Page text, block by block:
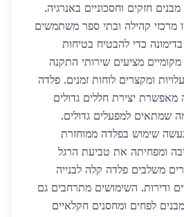
חזקים וחסכוניים באנרגיה.
מרכזי קהילה ובתי ספר משתמשים
כדי להבטיח בטיחות
מקומיים מציעים שירותי התקנה
ומקצרים לוחות זמנים. פלדה
מאפשרת יצירת חללים גדולים
שמתאים למפעלים גדולים.
שימוש בפלדה ממוחזרת
ומפחיתה את טביעת הרגל
משלבים פלדה קלה לבנייה
ודירות. השימושים מתרחבים גם
לפחים ומחסנים חקלאיים